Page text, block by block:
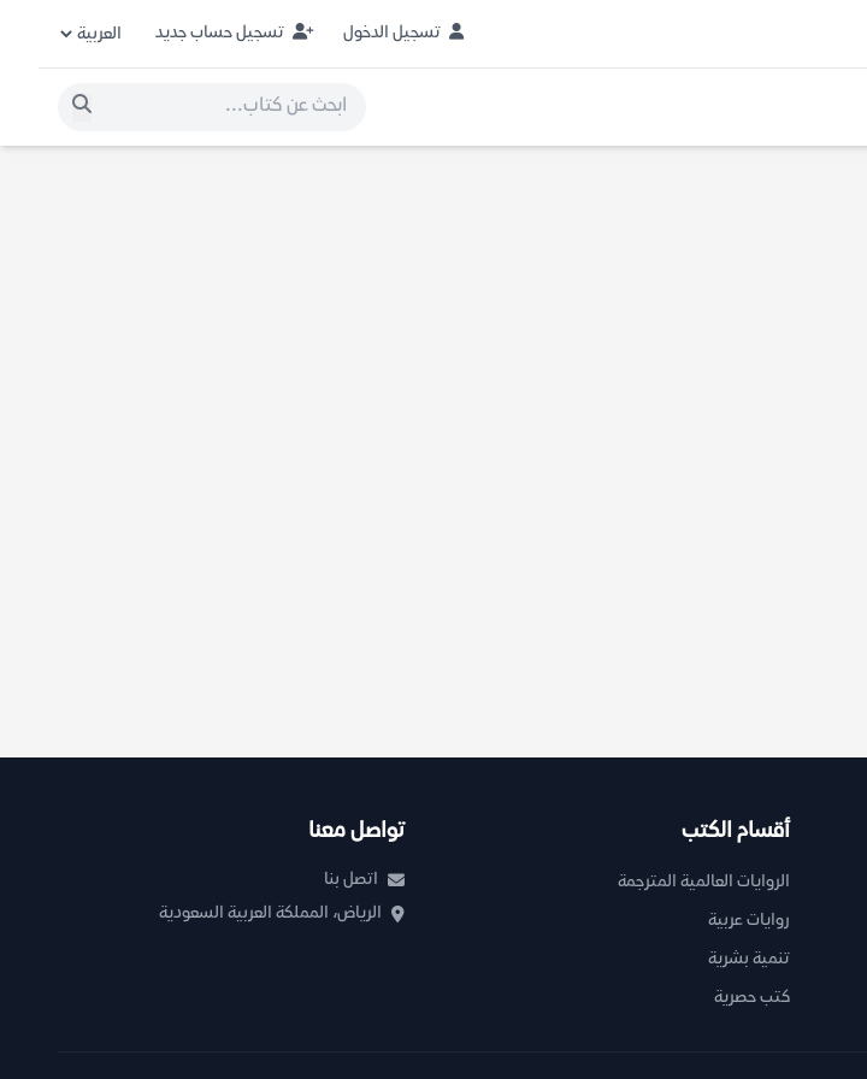
تسجيل الدخول تسجيل حساب جديد
أقسام الكتب
الروايات العالمية المترجمة
روايات عربية
تنمية بشرية
كتب حصرية
تواصل معنا
اتصل بنا
الرياض، المملكة العربية السعودية